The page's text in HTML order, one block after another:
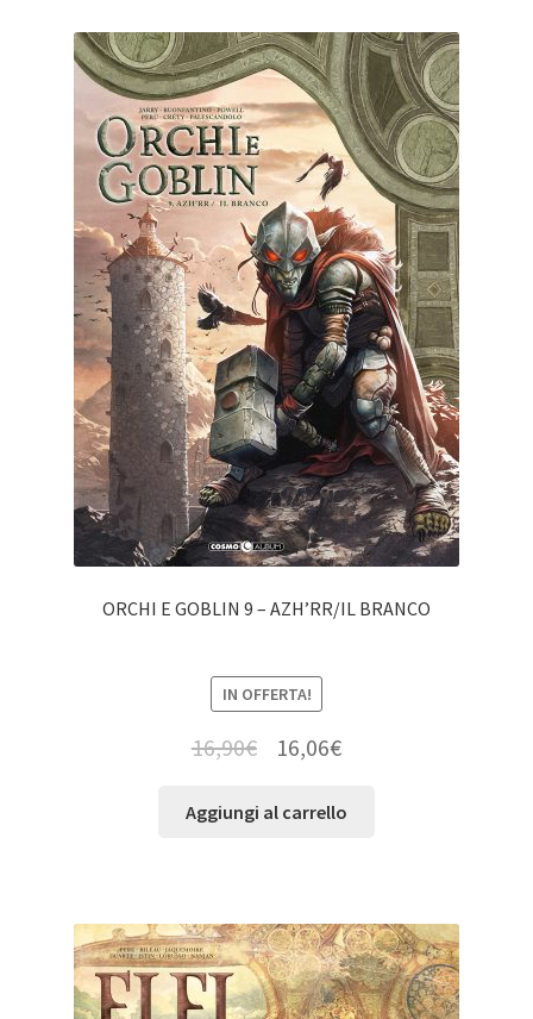
ORCHI E GOBLIN 9 – AZH’RR/IL BRANCO
IN OFFERTA!
16,90€ 16,06€
Aggiungi al carrello